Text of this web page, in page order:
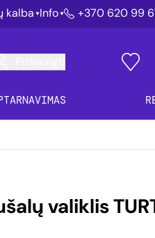
kalba Info +370 620 99
valiklis